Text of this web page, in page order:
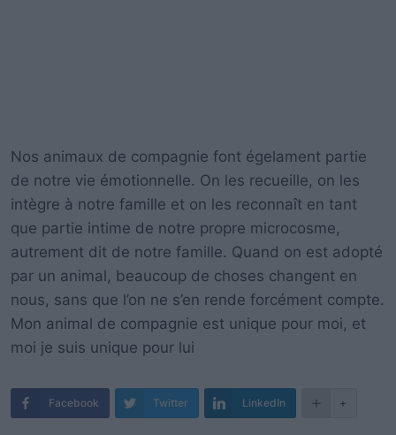
Nos animaux de compagnie font égelament partie
de notre vie émotionnelle. On les recueille, on les
intègre à notre famille et on les reconnaît en tant
que partie intime de notre propre microcosme,
autrement dit de notre famille. Quand on est adopté
par un animal, beaucoup de choses changent en
nous, sans que l’on ne s’en rende forcément compte.
Mon animal de compagnie est unique pour moi, et
moi je suis unique pour lui
Facebook Twitter LinkedIn +